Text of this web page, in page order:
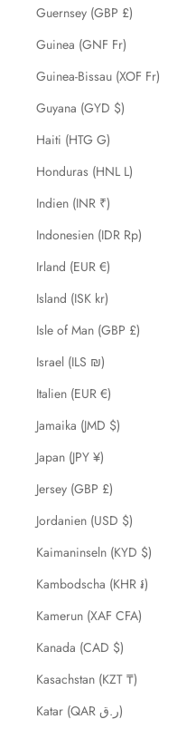
Guernsey (GBP £)
Guinea (GNF Fr)
Guinea-Bissau (XOF Fr)
Guyana (GYD $)
Haiti (HTG G)
Honduras (HNL L)
Indien (INR ₹)
Indonesien (IDR Rp)
Irland (EUR €)
Island (ISK kr)
Isle of Man (GBP £)
Israel (ILS ₪)
Italien (EUR €)
Jamaika (JMD $)
Japan (JPY ¥)
Jersey (GBP £)
Jordanien (USD $)
Kaimaninseln (KYD $)
Kambodscha (KHR ៛)
Kamerun (XAF CFA)
Kanada (CAD $)
Kasachstan (KZT ₸)
Katar (QAR ر.ق)